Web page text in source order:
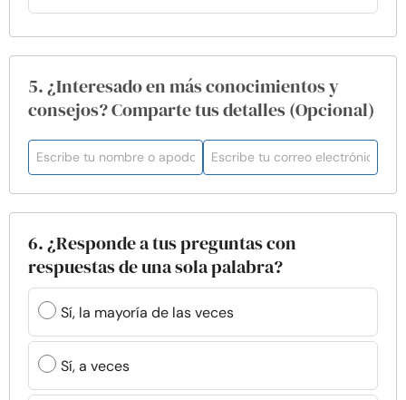
5. ¿Interesado en más conocimientos y
consejos? Comparte tus detalles (Opcional)
6. ¿Responde a tus preguntas con
respuestas de una sola palabra?
Sí, la mayoría de las veces
Sí, a veces